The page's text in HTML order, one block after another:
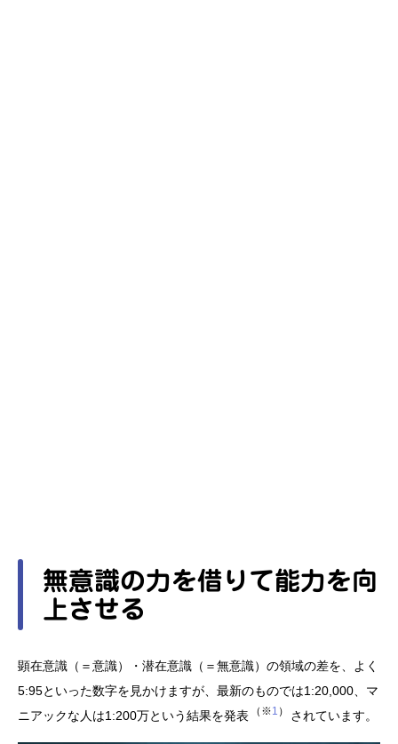
無意識の力を借りて能力を向
上させる
顕在意識（＝意識）・潜在意識（＝無意識）の領域の差を、よく
5:95といった数字を見かけますが、最新のものでは1:20,000、マ
ニアックな人は1:200万という結果を発表
1 されています。